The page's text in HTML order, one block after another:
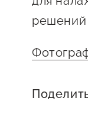
решений